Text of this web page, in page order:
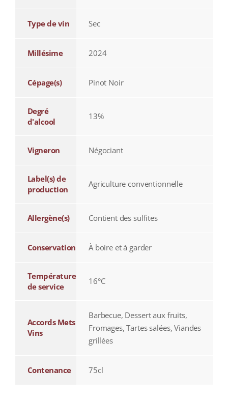
Type de vin Sec
Millésime 2024
Cépage(s) Pinot Noir
Degré
d'alcool
13%
Vigneron Négociant
Label(s) de
production
Agriculture conventionnelle
Allergène(s) Contient des sulfites
Conservation À boire et à garder
Température
de service
16°C
Accords Mets
Vins
Barbecue, Dessert aux fruits,
Fromages, Tartes salées, Viandes
grillées
Contenance 75cl